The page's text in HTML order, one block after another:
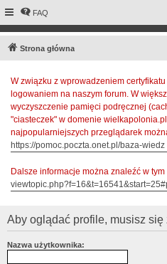
FAQ
Strona główna
W związku z wprowadzeniem
logowaniem na naszym forum. W
wyczyszczenie pamięci podręcznej
"ciasteczek" w domenie
najpopularniejszych przeglądarek
https://pomoc.poczta.onet.pl/baza-
Dalsze informacje można znaleźć w tym
Aby oglądać profile, musisz się
Nazwa użytkownika: